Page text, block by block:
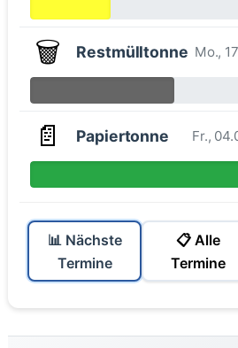
🗑️ Restmülltonne Mo.,
📄 Papiertonne Fr.,
📊 Nächste
Termine
📋 Alle
Termine